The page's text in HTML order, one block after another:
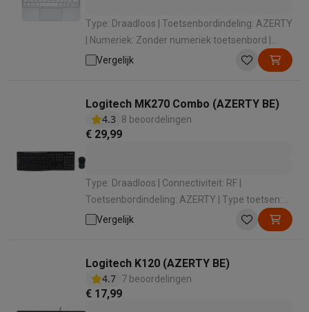
Type: Draadloos | Toetsenbordindeling: AZERTY
| Numeriek: Zonder numeriek toetsenbord |
Compatibiliteit: iPadOS | Soort apparaat:
Vergelijk
Logitech MK270 Combo (AZERTY BE)
4.3
8 beoordelingen
€ 29,99
Type: Draadloos | Connectiviteit: RF |
Toetsenbordindeling: AZERTY | Type toetsen:
Membraantoetsenbord | Numeriek: Met
Vergelijk
Logitech K120 (AZERTY BE)
4.7 7 beoordelingen
€ 17,99